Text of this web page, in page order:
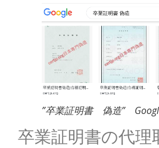
”卒業証明書 偽造”
卒業証明書の代理